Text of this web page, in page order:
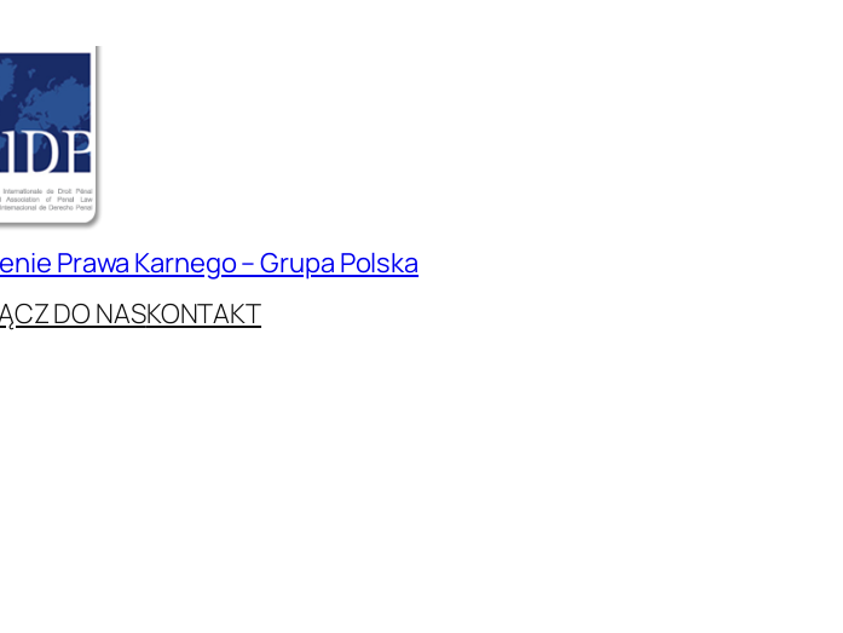
Prawa Karnego – Grupa Polska
DO NASKONTAKT